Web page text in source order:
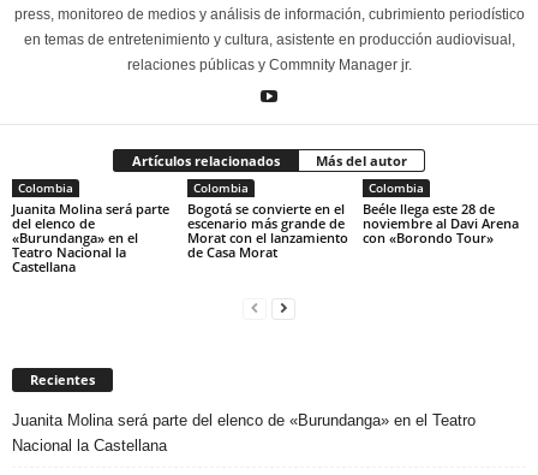
press, monitoreo de medios y análisis de información, cubrimiento periodístico
en temas de entretenimiento y cultura, asistente en producción audiovisual,
relaciones públicas y Commnity Manager jr.
Artículos relacionados Más del autor
Colombia
Juanita Molina será parte
del elenco de
«Burundanga» en el
Teatro Nacional la
Castellana
Colombia
Bogotá se convierte en el
escenario más grande de
Morat con el lanzamiento
de Casa Morat
Colombia
Beéle llega este 28 de
noviembre al Davi Arena
con «Borondo Tour»
Recientes
Juanita Molina será parte del elenco de «Burundanga» en el Teatro
Nacional la Castellana